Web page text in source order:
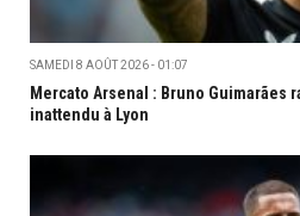
SAMEDI 8 AOÛT 2026 - 01:07
Mercato Arsenal : Bruno Guimarães
inattendu à Lyon